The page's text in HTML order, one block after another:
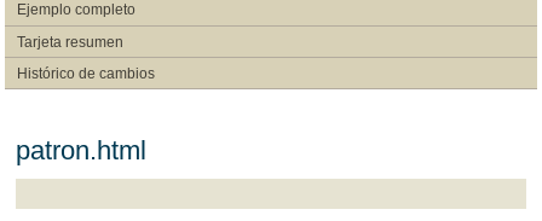
Ejemplo completo
Tarjeta resumen
Histórico de cambios
patron.html